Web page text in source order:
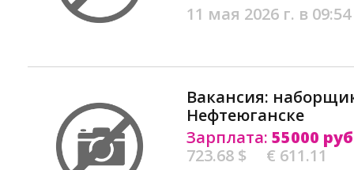
11 мая 2026 г. в 09:54
Вакансия:
Нефтеюганске
Зарплата: 55000
723.68 $
€ 611.11